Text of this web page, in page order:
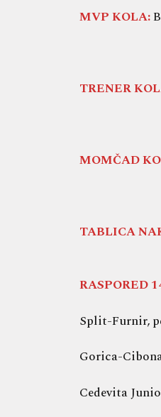
MVP KOLA:
TRENER
MOMČAD
TABLICA
RASPORED
Split-Furnir,
Gorica-
Cedevita